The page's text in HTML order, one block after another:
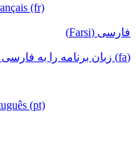
(fr)
فارسی (Farsi)
(fa) زبان برنامه را به فارسی تغییر دهید
(pt)